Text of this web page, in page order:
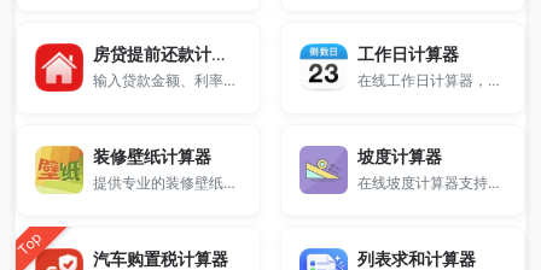
房贷提前还款计算器
输入贷款金额、利率和还款时间即可计算提前还款后节省的利息、剩余本金及月供变化，一键查看提前还款是否划算。
工作日计算器
在线工作日计算器，支持计算两个日期之间的工作天数，可自动排除周末和节假日，适用于工资计算、项目周期安排和考勤统计，无需下载，打开即可使用。
装修壁纸计算器
提供专业的装修壁纸计算器。
坡度计算器
在线坡度计算器支持输入垂直高度与水平长度，快速计算坡度的百分比、角度和长度值。
Top 汽车购置税计算器 列表求和计算器